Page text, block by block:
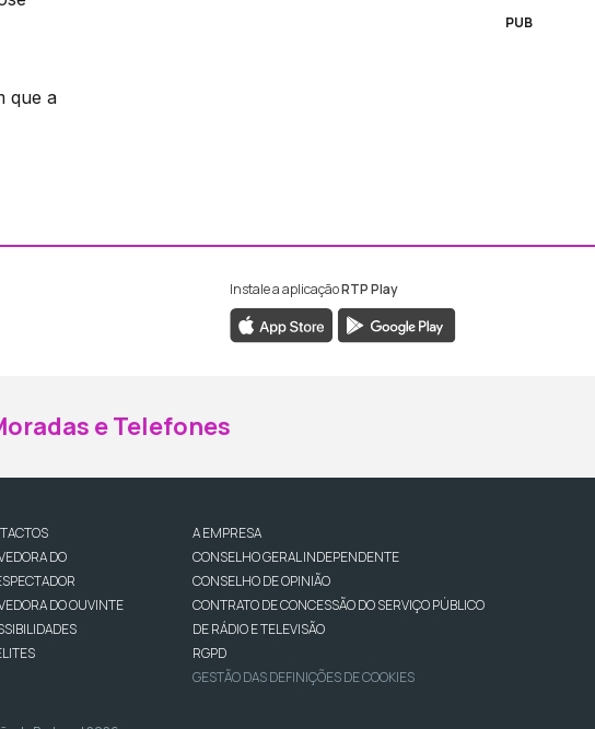
que a
PUB
ao Facebook da RTP Madeira
ao Instagram da RTP Madeira
Instale a aplicaçãoRTP Play
e Telefones
DO
DO OUVINTE
A EMPRESA
CONSELHO GERAL INDEPENDENTE
CONSELHO DE OPINIÃO
CONTRATO DE CONCESSÃO DO SERVIÇO PÚBLICO
DE RÁDIO E TELEVISÃO
RGPD
GESTÃO DAS DEFINIÇÕES DE COOKIES